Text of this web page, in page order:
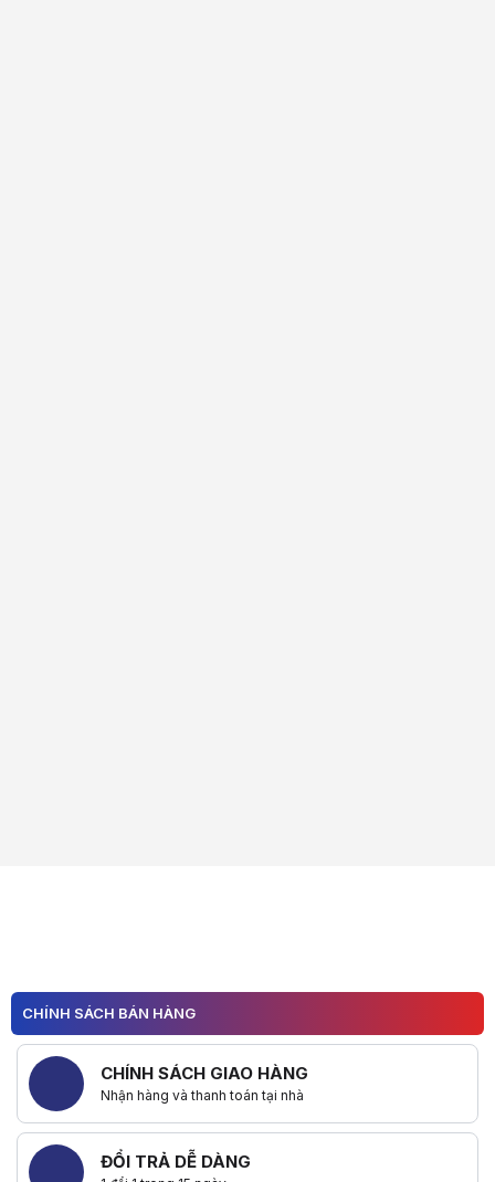
CHÍNH SÁCH BÁN HÀNG
CHÍNH SÁCH GIAO HÀNG
Nhận hàng và thanh toán tại nhà
ĐỔI TRẢ DỄ DÀNG